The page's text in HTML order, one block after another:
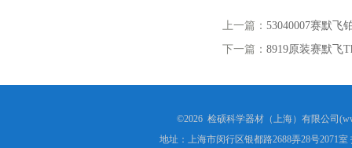
上一篇： 53040007赛默飞
下一篇： 8919原装赛默飞
©2026 检硕科学器材（上海）有限公司
地址：上海市闵行区银都路2688弄28号2071室